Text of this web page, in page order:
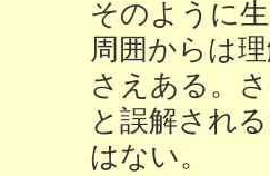
そのように
周囲からは
さえある。
と誤解され
はない。